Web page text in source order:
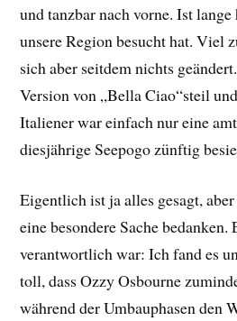
und tanzbar nach vorne. Ist lange
unsere Region besucht hat. Viel
sich aber seitdem nichts
Version von „Bella Ciao“steil
Italiener war einfach nur eine
diesjährige Seepogo zünftig
Eigentlich ist ja alles gesagt,
eine besondere Sache
verantwortlich war: Ich fand es
toll, dass Ozzy Osbourne
während der Umbauphasen den